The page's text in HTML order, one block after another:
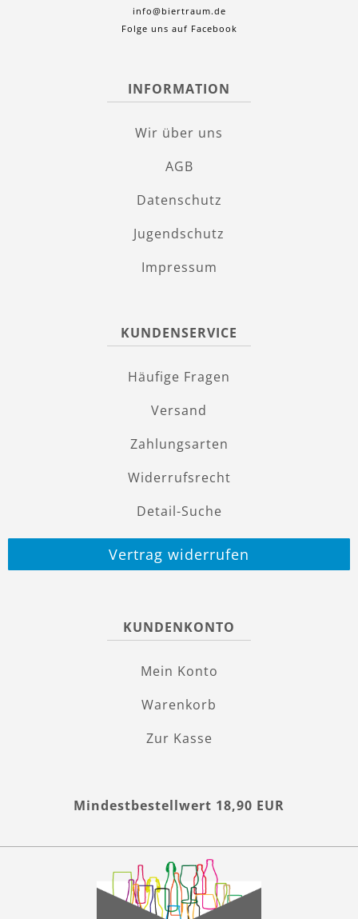
info@biertraum.de
Folge uns auf Facebook
INFORMATION
Wir über uns
AGB
Datenschutz
Jugendschutz
Impressum
KUNDENSERVICE
Häufige Fragen
Versand
Zahlungsarten
Widerrufsrecht
Detail-Suche
Vertrag widerrufen
KUNDENKONTO
Mein Konto
Warenkorb
Zur Kasse
Mindestbestellwert 18,90 EUR